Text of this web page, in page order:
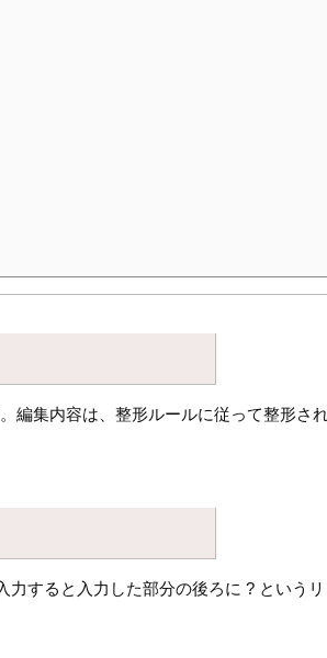
集内容は、整形ルールに従って整形され
力すると入力した部分の後ろに ? という